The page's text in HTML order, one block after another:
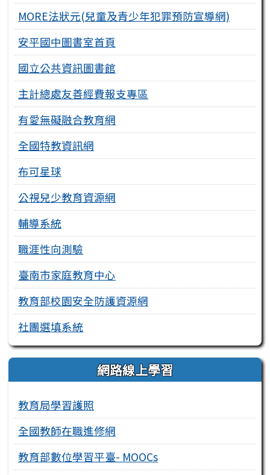
MORE法狀元(兒童及青少年犯罪預防宣導網)
安平國中圖書室首頁
國立公共資訊圖書館
主計總處友善經費報支專區
有愛無礙融合教育網
全國特教資訊網
布可星球
公視兒少教育資源網
輔導系統
職涯性向測驗
臺南市家庭教育中心
教育部校園安全防護資源網
社團選填系統
網路線上學習
教育局學習護照
全國教師在職進修網
教育部數位學習平臺- MOOCs